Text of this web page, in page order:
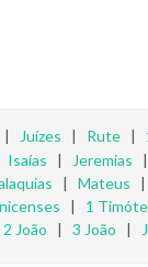
Juízes | Rute|
Isaías | Jeremias |
| Mateus |
| 1
2 João | 3 João |